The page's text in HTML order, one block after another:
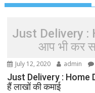
Just Delivery :
आप भी कर
July 12, 2020 admin
Just Delivery : Home
हैं लाखों की कमाई